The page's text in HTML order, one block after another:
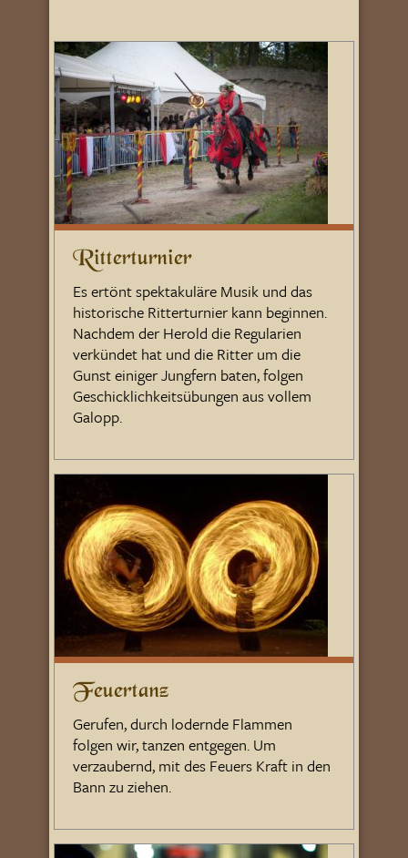
Ritterturnier
Es ertönt spektakuläre Musik und das
historische Ritterturnier kann beginnen.
Nachdem der Herold die Regularien
verkündet hat und die Ritter um die
Gunst einiger Jungfern baten, folgen
Geschicklichkeitsübungen aus vollem
Galopp.
Feuertanz
Gerufen, durch lodernde Flammen
folgen wir, tanzen entgegen. Um
verzaubernd, mit des Feuers Kraft in den
Bann zu ziehen.